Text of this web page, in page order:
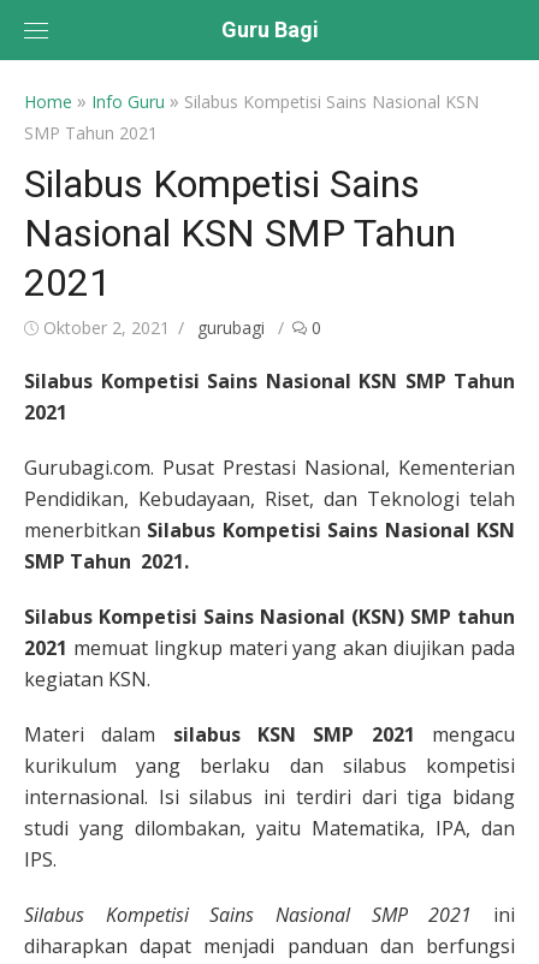
Guru Bagi
Home » Info Guru » Silabus Kompetisi Sains Nasional KSN
SMP Tahun 2021
Silabus Kompetisi Sains
Nasional KSN SMP Tahun
2021
Posted
Oktober 2, 2021 Author
gurubagi 0
Silabus Kompetisi Sains Nasional KSN SMP Tahun
2021
Gurubagi.com. Pusat Prestasi Nasional, Kementerian
Pendidikan, Kebudayaan, Riset, dan Teknologi telah
menerbitkan Silabus Kompetisi Sains Nasional KSN
SMP Tahun 2021.
Silabus Kompetisi Sains Nasional (KSN) SMP tahun
2021 memuat lingkup materi yang akan diujikan pada
kegiatan KSN.
Materi dalam silabus KSN SMP 2021 mengacu
kurikulum yang berlaku dan silabus kompetisi
internasional. Isi silabus ini terdiri dari tiga bidang
studi yang dilombakan, yaitu Matematika, IPA, dan
IPS.
Silabus Kompetisi Sains Nasional SMP 2021
ini
diharapkan dapat menjadi panduan dan berfungsi